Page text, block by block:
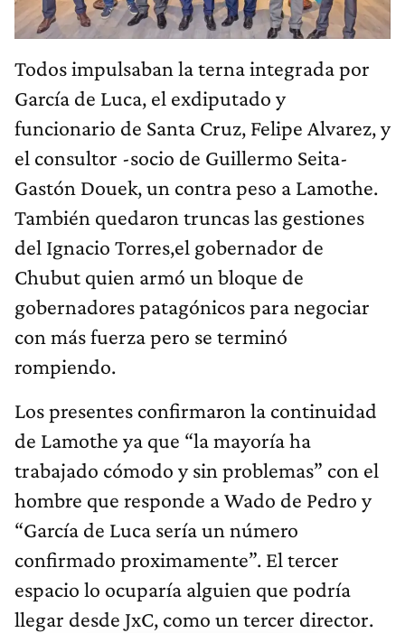
Todos impulsaban la terna integrada por
García de Luca, el exdiputado y
funcionario de Santa Cruz, Felipe Alvarez, y
el consultor -socio de Guillermo Seita-
Gastón Douek, un contra peso a Lamothe.
También quedaron truncas las gestiones
del Ignacio Torres,el gobernador de
Chubut quien armó un bloque de
gobernadores patagónicos para negociar
con más fuerza pero se terminó
rompiendo.
Los presentes confirmaron la continuidad
de Lamothe ya que “la mayoría ha
trabajado cómodo y sin problemas” con el
hombre que responde a Wado de Pedro y
“García de Luca sería un número
confirmado proximamente”. El tercer
espacio lo ocuparía alguien que podría
llegar desde JxC, como un tercer director.